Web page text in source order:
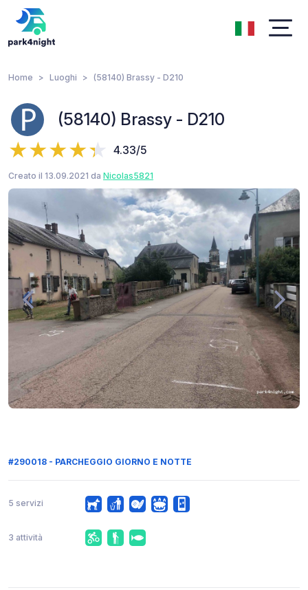
Home Luoghi (58140) Brassy - D210
(58140) Brassy - D210
4.33/5
Creato il 13.09.2021 da Nicolas5821
#290018 - PARCHEGGIO GIORNO E NOTTE
5 servizi
3 attività